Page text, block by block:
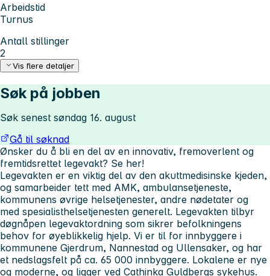
Arbeidstid
Turnus
Antall stillinger
2
Vis flere detaljer
Søk på jobben
Søk senest søndag 16. august
Gå til søknad
Ønsker du å bli en del av en innovativ, fremoverlent og
fremtidsrettet legevakt? Se her!
Legevakten er en viktig del av den akuttmedisinske kjeden,
og samarbeider tett med AMK, ambulansetjeneste,
kommunens øvrige helsetjenester, andre nødetater og
med spesialisthelsetjenesten generelt. Legevakten tilbyr
døgnåpen legevaktordning som sikrer befolkningens
behov for øyeblikkelig hjelp. Vi er til for innbyggere i
kommunene Gjerdrum, Nannestad og Ullensaker, og har
et nedslagsfelt på ca. 65 000 innbyggere. Lokalene er nye
og moderne, og ligger ved Cathinka Guldbergs sykehus.